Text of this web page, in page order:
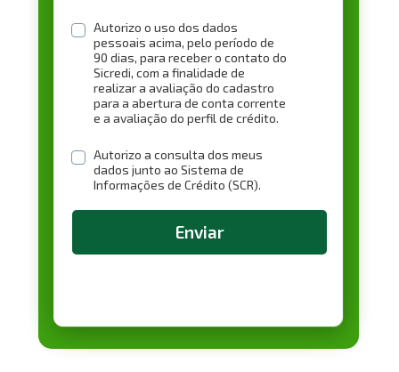
Autorizo o uso dos dados
pessoais acima, pelo período de
90 dias, para receber o contato do
Sicredi, com a finalidade de
realizar a avaliação do cadastro
para a abertura de conta corrente
e a avaliação do perfil de crédito.
Autorizo a consulta dos meus
dados junto ao Sistema de
Informações de Crédito (SCR).
Enviar